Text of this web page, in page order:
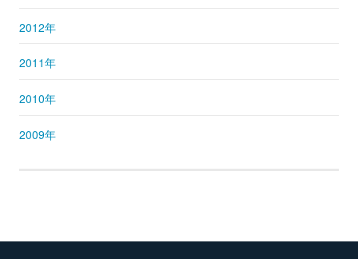
2012年
2011年
2010年
2009年